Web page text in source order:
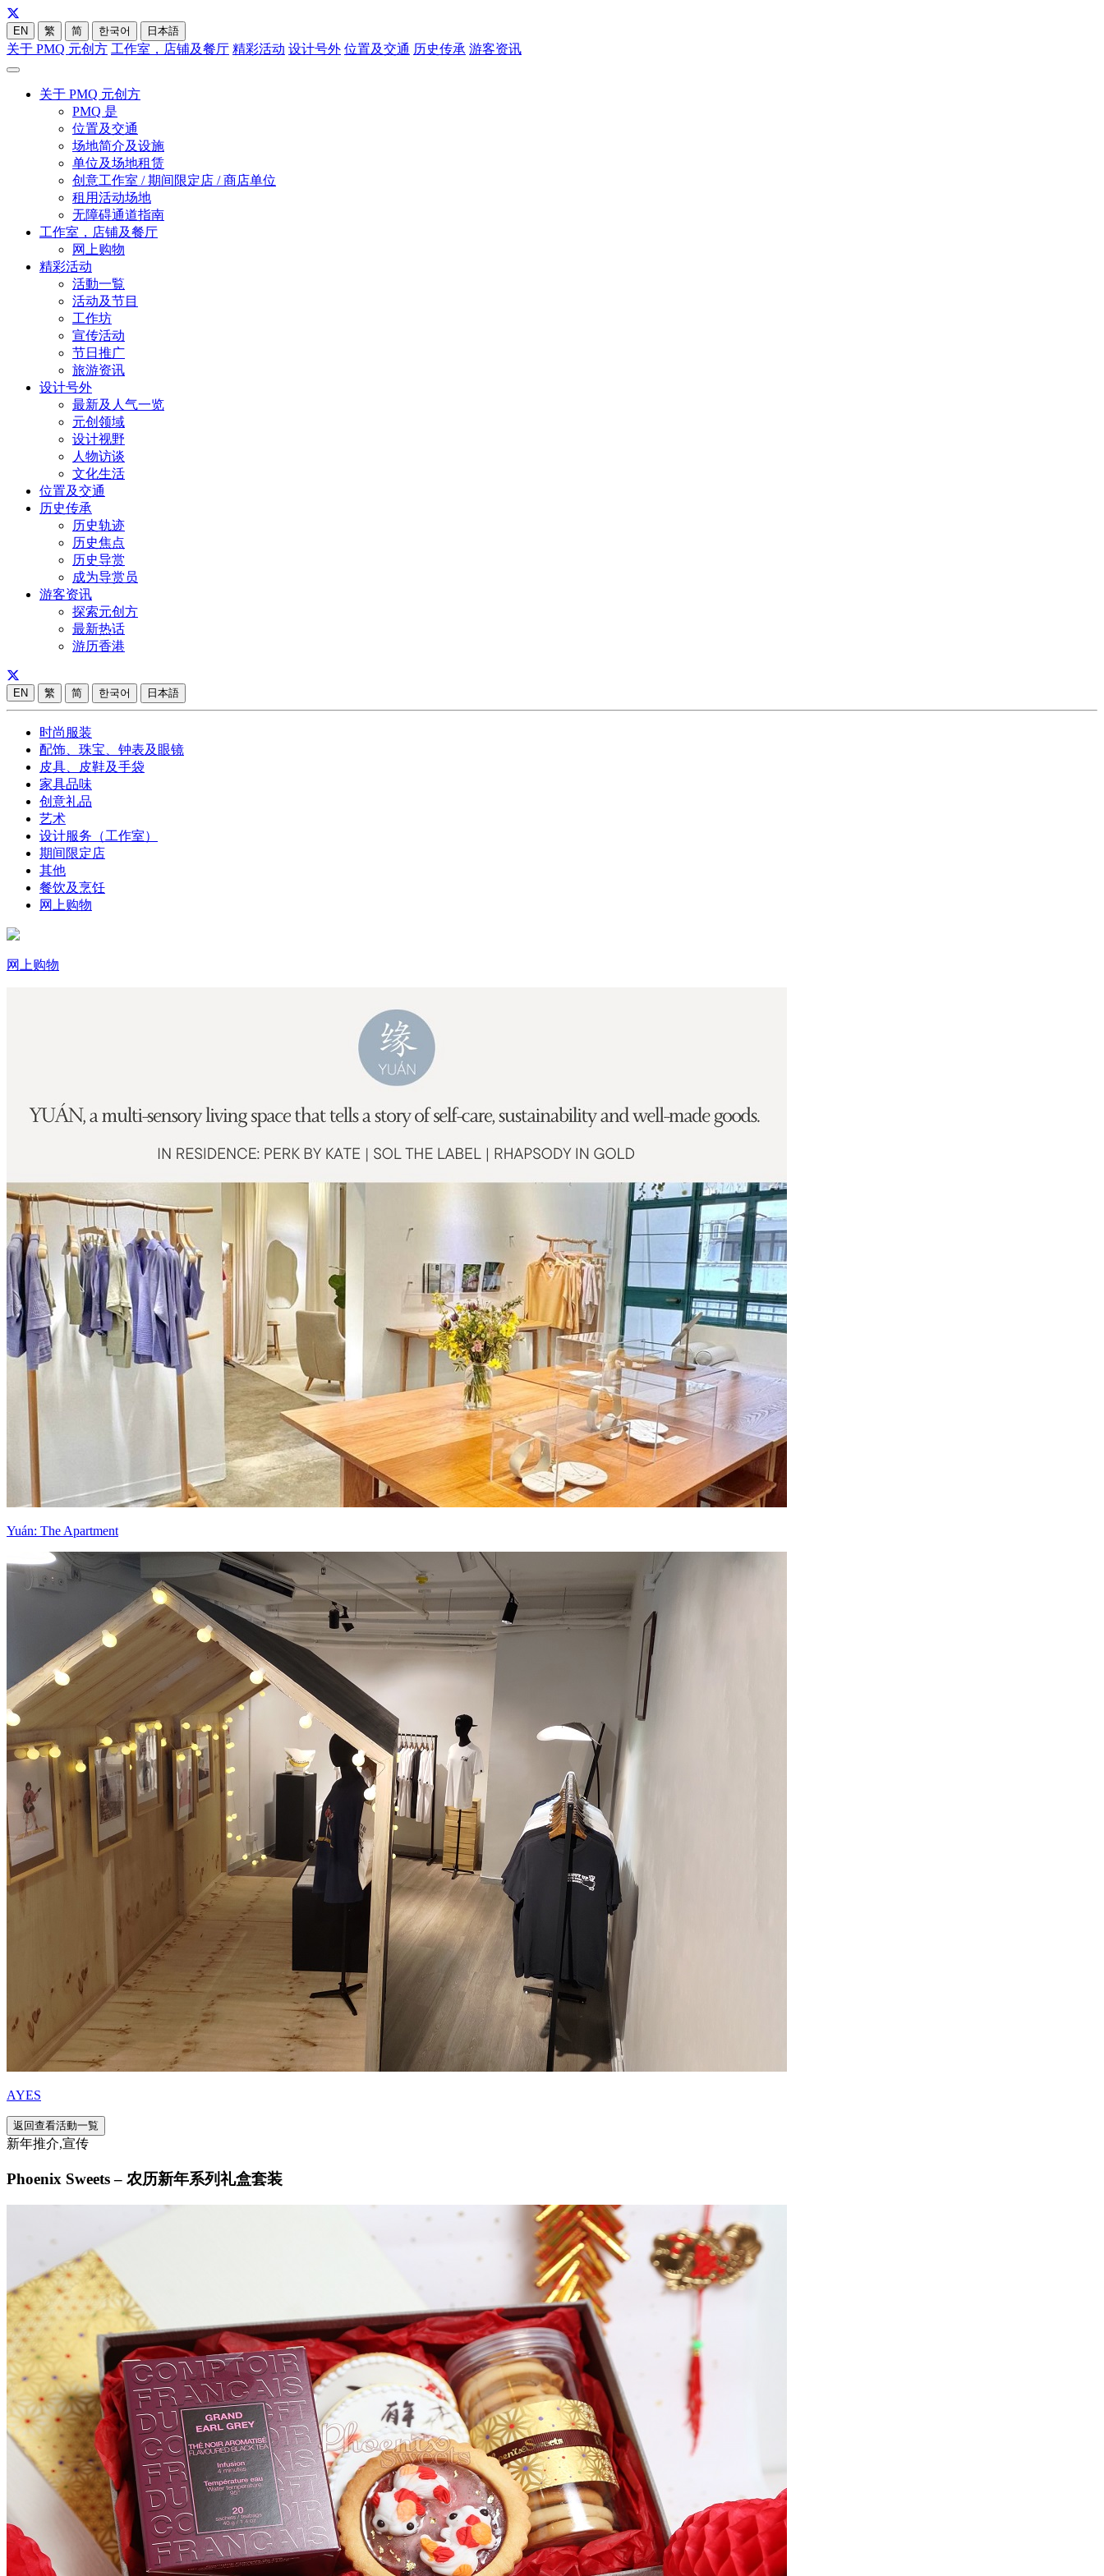
EN 繁 简 한국어 日本語
关于 PMQ 元创方 工作室，店铺及餐厅 精彩活动 设计号外 位置及交通 历史传承 游客资讯
关于 PMQ 元创方
PMQ 是
位置及交通
场地简介及设施
单位及场地租赁
创意工作室 / 期间限定店 / 商店单位
租用活动场地
无障碍通道指南
工作室，店铺及餐厅
网上购物
精彩活动
活動一覧
活动及节目
工作坊
宣传活动
节日推广
旅游资讯
设计号外
最新及人气一览
元创领域
设计视野
人物访谈
文化生活
位置及交通
历史传承
历史轨迹
历史焦点
历史导赏
成为导赏员
游客资讯
探索元创方
最新热话
游历香港
EN 繁 简 한국어 日本語
时尚服装
配饰、珠宝、钟表及眼镜
皮具、皮鞋及手袋
家具品味
创意礼品
艺术
设计服务（工作室）
期间限定店
其他
餐饮及烹饪
网上购物
网上购物
Yuán: The Apartment
AYES
返回查看活動一覧
新年推介,宣传
Phoenix Sweets – 农历新年系列礼盒套装